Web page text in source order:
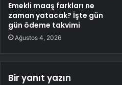
Emekli maaş farkları ne
zaman yatacak? İşte gün
gün ödeme takvimi
Ağustos 4, 2026
Bir yanıt yazın